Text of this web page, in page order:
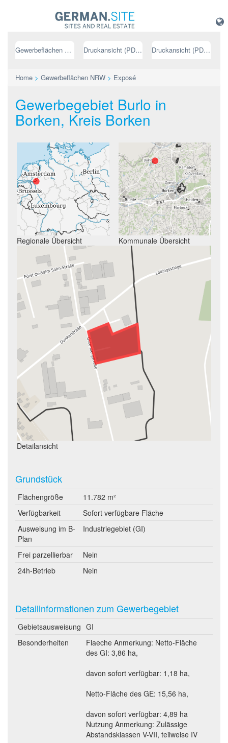
Gewerbeflächen NRW Druckansicht (PDF) // deutsch Druckansicht (PDF) // englisch
Home > Gewerbeflächen NRW > Exposé
Gewerbegebiet Burlo in
Borken, Kreis Borken
Regionale Übersicht Kommunale Übersicht
Detailansicht
Grundstück
Flächengröße
11.782 m²
Verfügbarkeit
Sofort verfügbare Fläche
Ausweisung im B-
Plan
Industriegebiet (GI)
Frei parzellierbar
Nein
24h-Betrieb
Nein
Detailinformationen zum Gewerbegebiet
Gebietsausweisung GI
Besonderheiten
Flaeche Anmerkung: Netto-Fläche
des GI: 3,86 ha,
davon sofort verfügbar: 1,18 ha,
Netto-Fläche des GE: 15,56 ha,
davon sofort verfügbar: 4,89 ha
Nutzung Anmerkung: Zulässige
Abstandsklassen V-VII, teilweise IV